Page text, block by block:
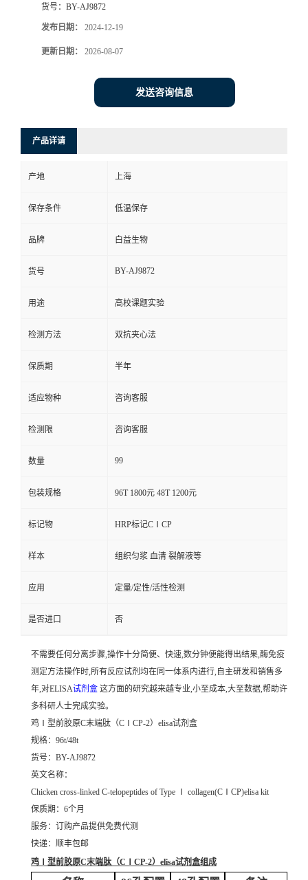
货号： BY-AJ9872
发布日期： 2024-12-19
更新日期： 2026-08-07
发送咨询信息
产品详请
产地 上海
保存条件 低温保存
品牌 白益生物
货号 BY-AJ9872
用途 高校课题实验
检测方法 双抗夹心法
保质期 半年
适应物种 咨询客服
检测限 咨询客服
数量 99
包装规格 96T 1800元 48T 1200元
标记物 HRP标记CⅠCP
样本 组织匀浆 血清 裂解液等
应用 定量/定性/活性检测
是否进口 否
不需要任何分离步骤,操作十分简便、快速,数分钟便能得出结果,酶免疫
测定方法操作时,所有反应试剂均在同一体系内进行,自主研发和销售多
年,对ELISA试剂盒 这方面的研究越来越专业,小至成本,大至数据,帮助许
多科研人士完成实验。
鸡Ⅰ型前胶原C末端肽（CⅠCP-2）elisa试剂盒
规格：96t/48t
货号：BY-AJ9872
英文名称：
Chicken cross-linked C-telopeptides of Type Ⅰ collagen(CⅠCP)elisa kit
保质期：6个月
服务：订购产品提供免费代测
快递：顺丰包邮
鸡Ⅰ型前胶原C末端肽（CⅠCP-2）elisa试剂盒组成